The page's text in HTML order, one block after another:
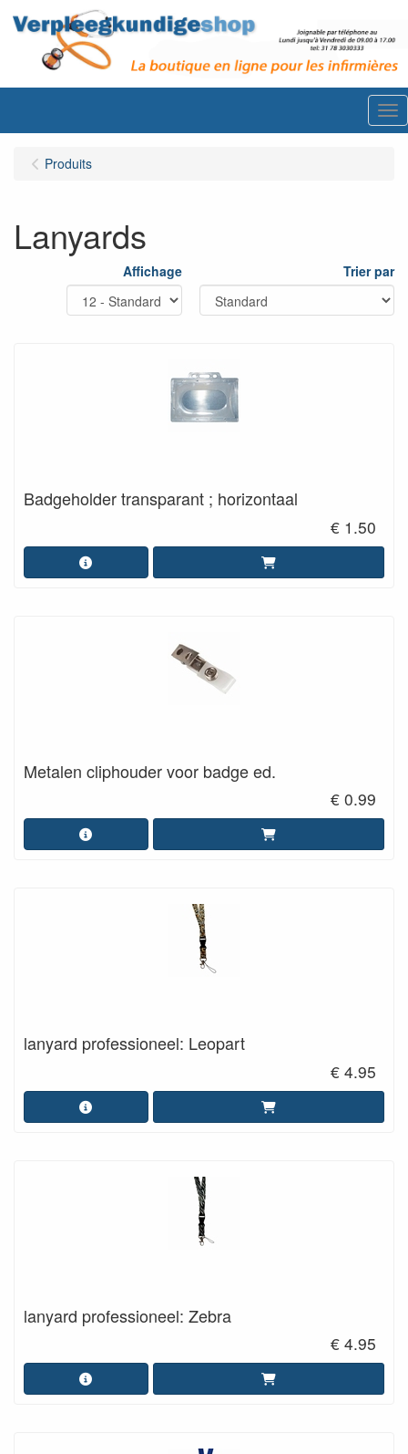
Produits
Lanyards
Affichage Trier par
Badgeholder transparant ; horizontaal
€ 1.50
Metalen cliphouder voor badge ed.
€ 0.99
lanyard professioneel: Leopart
€ 4.95
lanyard professioneel: Zebra
€ 4.95